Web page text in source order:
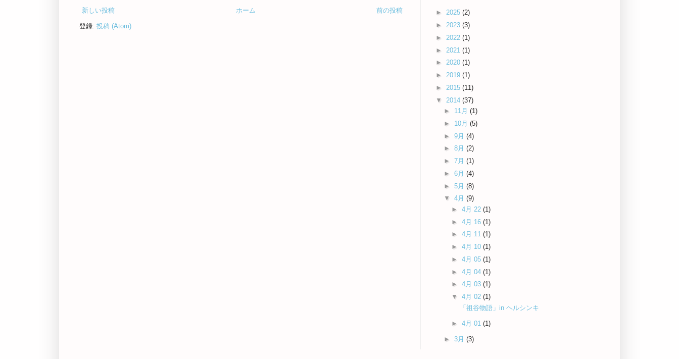
新しい投稿 前の投稿
ホーム
登録: 投稿 (Atom)
► 2025 (2)
► 2023 (3)
► 2022 (1)
► 2021 (1)
► 2020 (1)
► 2019 (1)
► 2015 (11)
▼ 2014 (37)
► 11月 (1)
► 10月 (5)
► 9月 (4)
► 8月 (2)
► 7月 (1)
► 6月 (4)
► 5月 (8)
▼ 4月 (9)
►4月 22(1)
►4月 16(1)
►4月 11(1)
►4月 10(1)
►4月 05(1)
►4月 04(1)
►4月 03(1)
▼4月 02(1)
「祖谷物語」in ヘルシンキ
►4月 01(1)
► 3月 (3)